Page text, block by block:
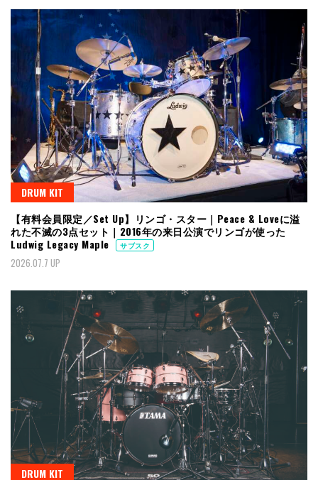
DRUM KIT
【有料会員限定／Set Up】リンゴ・スター｜Peace & Loveに溢
れた不滅の3点セット｜2016年の来日公演でリンゴが使った
Ludwig Legacy Maple
サブスク
2026.07.7 UP
DRUM KIT